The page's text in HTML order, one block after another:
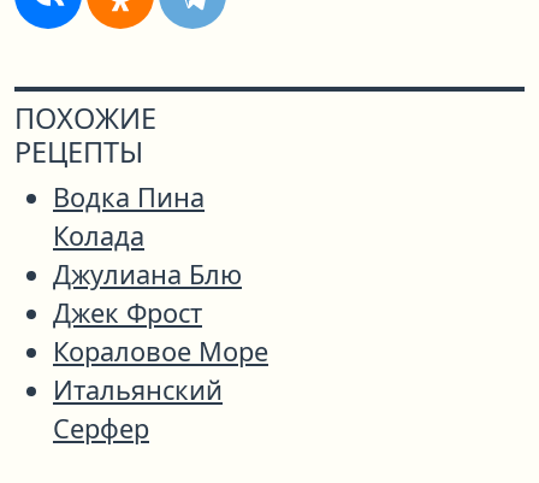
ПОХОЖИЕ
РЕЦЕПТЫ
Водка Пина
Колада
Джулиана Блю
Джек Фрост
Кораловое Море
Итальянский
Серфер